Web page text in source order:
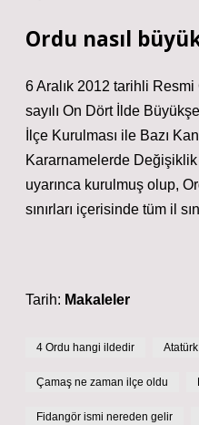
Ordu nasıl
6 Aralık 2012 tarihli Resmi
sayılı On Dört İlde
İlçe Kurulması ile Bazı
Kararnamelerde Değişiklik
uyarınca kurulmuş olup,
sınırları içerisinde tüm il
Tarih: Makaleler
4 Ordu hangi ildedir
Çamaş ne zaman ilçe oldu
Fidangör ismi nereden gelir